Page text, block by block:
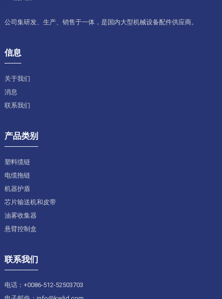
公司集研发、生产、销售于一体，是国内大型机械设备配件供应商。
信息
关于我们
消息
联系我们
产品类别
塑料缆链
电缆拖链
机器护盾
芯片输送机和皮带
油雾收集器
悬臂控制盒
联系我们
电话：+0086-512-52503703